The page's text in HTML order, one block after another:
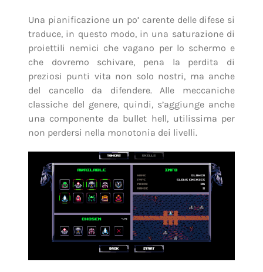
Una pianificazione un po’ carente delle difese si
traduce, in questo modo, in una saturazione di
proiettili nemici che vagano per lo schermo e
che dovremo schivare, pena la perdita di
preziosi punti vita non solo nostri, ma anche
del cancello da difendere. Alle meccaniche
classiche del genere, quindi, s’aggiunge anche
una componente da bullet hell, utilissima per
non perdersi nella monotonia dei livelli.